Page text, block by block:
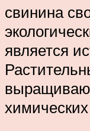
свинина
является